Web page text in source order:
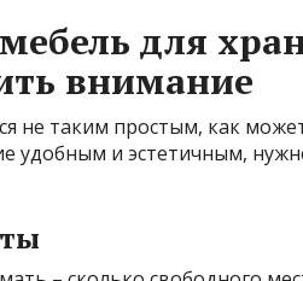
для
внимание
не таким простым, как
удобным и эстетичным,